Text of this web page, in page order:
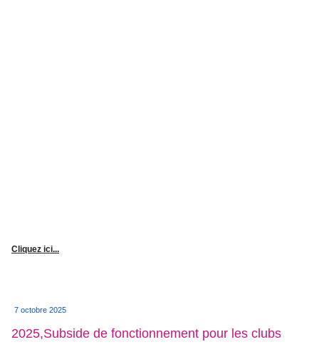
Cliquez ici...
7 octobre 2025
2025,Subside de fonctionnement pour les clubs